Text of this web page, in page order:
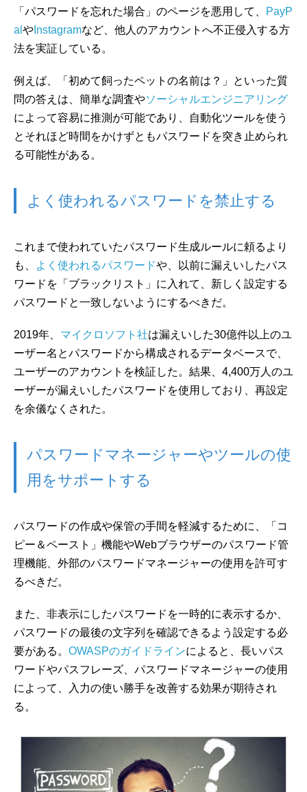
「パスワードを忘れた場合」のページを悪用して、
PayP
al や Instagramなど、他人のアカウントへ不正侵入する方
法を実証している。
例えば、「初めて飼ったペットの名前は？」といった質
問の答えは、簡単な調査やソーシャルエンジニアリング
によって容易に推測が可能であり、自動化ツールを使う
とそれほど時間をかけずともパスワードを突き止められ
る可能性がある。
よく使われるパスワードを禁止する
これまで使われていたパスワード生成ルールに頼るより
も、
よく使われるパスワードや、以前に漏えいしたパス
ワードを「ブラックリスト」に入れて、新しく設定する
パスワードと一致しないようにするべきだ。
2019年、 マイクロソフト社は漏えいした30億件以上のユ
ーザー名とパスワードから構成されるデータベースで、
ユーザーのアカウントを検証した。結果、4,400万人のユ
ーザーが漏えいしたパスワードを使用しており、再設定
を余儀なくされた。
パスワードマネージャーやツールの使
用をサポートする
パスワードの作成や保管の手間を軽減するために、「コ
ピー＆ペースト」機能やWebブラウザーのパスワード管
理機能、外部のパスワードマネージャーの使用を許可す
るべきだ。
また、非表示にしたパスワードを一時的に表示するか、
パスワードの最後の文字列を確認できるよう設定する必
要がある。 OWASPのガイドラインによると、長いパス
ワードやパスフレーズ、パスワードマネージャーの使用
によって、入力の使い勝手を改善する効果が期待され
る。